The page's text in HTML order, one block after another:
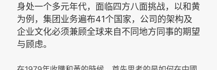
身处一个多元年代，面临四方八面挑战，以和黄
为例，集团业务遍布41个国家，公司的架构及
企业文化必须兼顾全球来自不同地方同事的期望
与顾虑。